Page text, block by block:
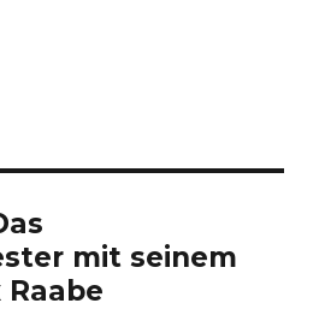
mit seinem
Raabe